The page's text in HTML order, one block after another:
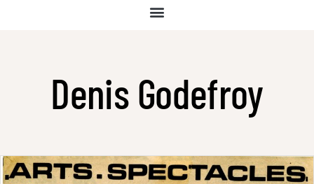
Denis Godefroy